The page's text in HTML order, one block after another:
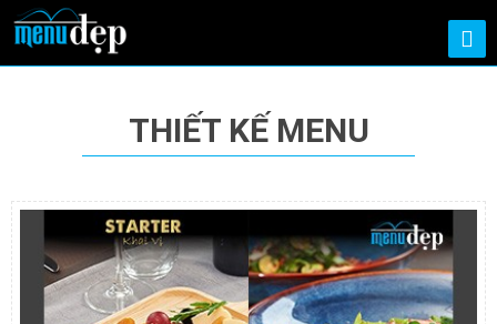
THIẾT KẾ MENU